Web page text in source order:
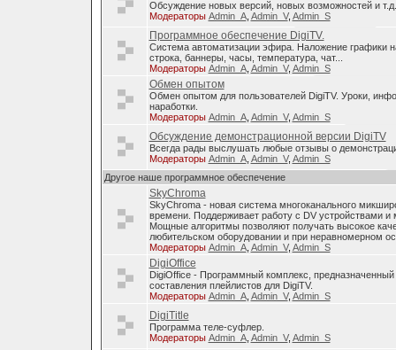
Обсуждение новых версий, новых возможностей и т.д.
Модераторы Admin_A, Admin_V, Admin_S
Программное обеспечение DigiTV.
Система автоматизации эфира. Наложение графики
строка, баннеры, часы, температура, чат...
Модераторы Admin_A, Admin_V, Admin_S
Обмен опытом
Обмен опытом для пользователей DigiTV. Уроки,
наработки.
Модераторы Admin_A, Admin_V, Admin_S
Обсуждение демонстрационной версии DigiTV
Всегда рады выслушать любые отзывы о
Модераторы Admin_A, Admin_V, Admin_S
Другое наше программное обеспечение
SkyChroma
SkyChroma - новая система многоканального
времени. Поддерживает работу с DV устройствами
Мощные алгоритмы позволяют получать высокое
любительском оборудовании и при неравномерном
Модераторы Admin_A, Admin_V, Admin_S
DigiOffice
DigiOffice - Программный комплекс, предназначенный
составления плейлистов для DigiTV.
Модераторы Admin_A, Admin_V, Admin_S
DigiTitle
Программа теле-суфлер.
Модераторы Admin_A, Admin_V, Admin_S